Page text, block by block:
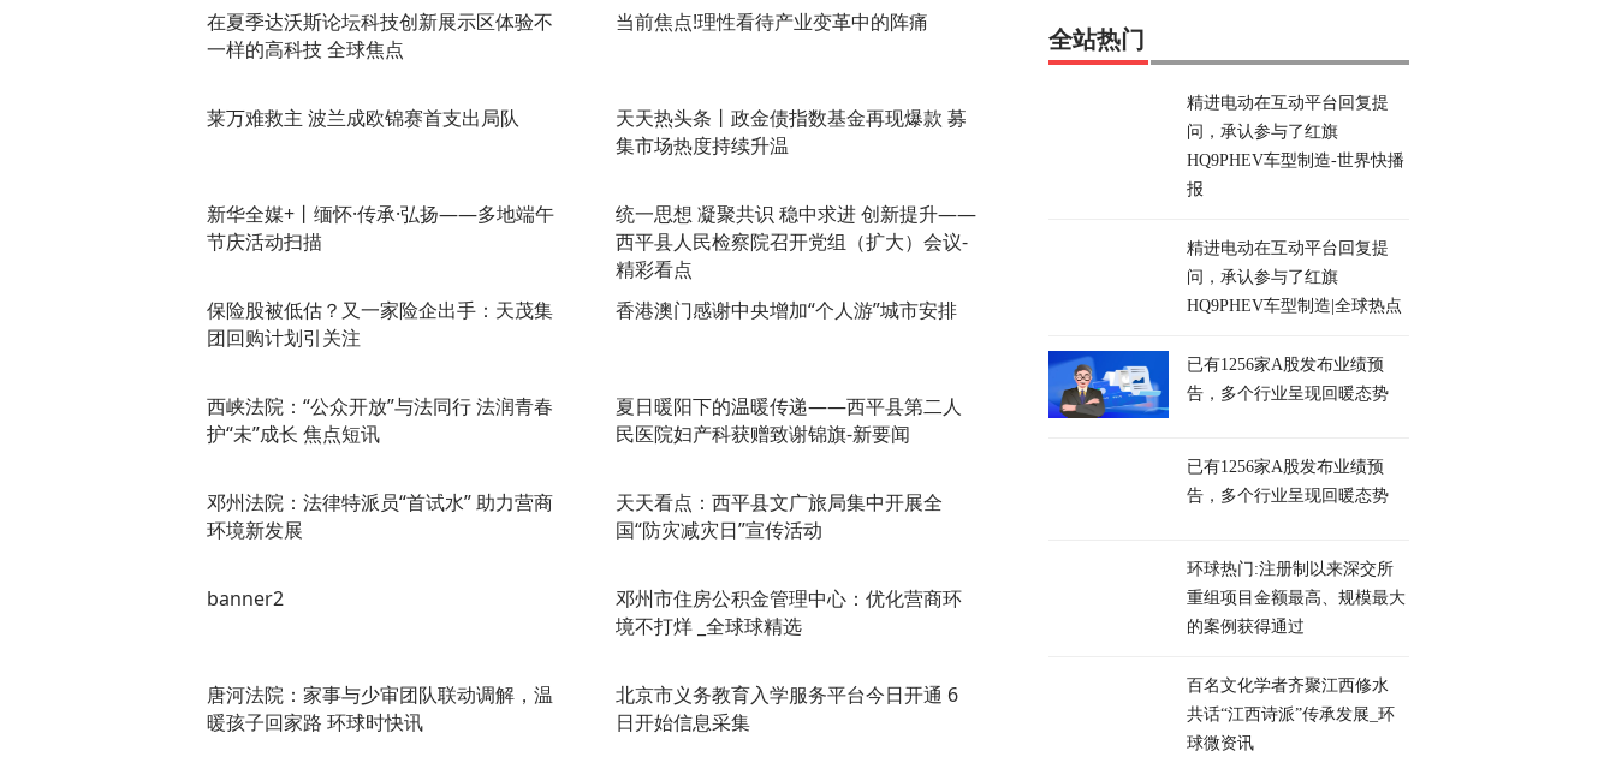
在夏季达沃斯论坛科技创新展示区体验不
一样的高科技 全球焦点
当前焦点!理性看待产业变革中的阵痛
莱万难救主 波兰成欧锦赛首支出局队
天天热头条丨政金债指数基金再现爆款 募
集市场热度持续升温
新华全媒+丨缅怀·传承·弘扬——多地端午
节庆活动扫描
​统一思想 凝聚共识 稳中求进 创新提升——
西平县人民检察院召开党组（扩大）会议-
精彩看点
保险股被低估？又一家险企出手：天茂集
团回购计划引关注
香港澳门感谢中央增加“个人游”城市安排
西峡法院：“公众开放”与法同行 法润青春
护“未”成长 焦点短讯
​夏日暖阳下的温暖传递——西平县第二人
民医院妇产科获赠致谢锦旗-新要闻
邓州法院：法律特派员“首试水” 助力营商
环境新发展
天天看点：​西平县文广旅局集中开展全
国“防灾减灾日”宣传活动
banner2
邓州市住房公积金管理中心：优化营商环
境不打烊 _全球球精选
唐河法院：家事与少审团队联动调解，温
暖孩子回家路 环球时快讯
北京市义务教育入学服务平台今日开通 6
日开始信息采集
全站热门
精进电动在互动平台回复提
问，承认参与了红旗
HQ9PHEV车型制造-世界快播
报
精进电动在互动平台回复提
问，承认参与了红旗
HQ9PHEV车型制造|全球热点
已有1256家A股发布业绩预
告，多个行业呈现回暖态势
已有1256家A股发布业绩预
告，多个行业呈现回暖态势
环球热门:注册制以来深交所
重组项目金额最高、规模最大
的案例获得通过
百名文化学者齐聚江西修水
共话“江西诗派”传承发展_环
球微资讯